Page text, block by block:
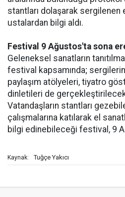
stantları dolaşarak sergilenen
ustalardan bilgi aldı.
Festival 9 Ağustos'ta sona
Geleneksel sanatların
festival kapsamında; sergilerin
paylaşım atölyeleri, tiyatro
dinletileri de
Vatandaşların stantları
çalışmalarına katılarak el
bilgi edinebileceği festival, 9
Kaynak: Tuğçe Yakıcı